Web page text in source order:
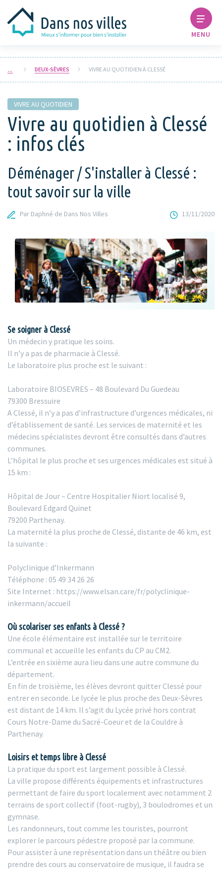
MENU
DEUX-SÈVRES VIVRE AU QUOTIDIEN À CLESSÉ
VIVRE AU QUOTIDIEN
Vivre au quotidien à Clessé
: infos clés
Déménager / S'installer à Clessé :
tout savoir sur la ville
Par Daphné de Dans Nos Villes 13/11/2020
Se soigner à Clessé
Un médecin y pratique les soins.
Il n’y a pas de pharmacie à Clessé.
Le laboratoire plus proche est le suivant :
Laboratoire BIOSEVRES – 48 Boulevard Du Guedeau
79300 Bressuire
A Clessé, il n’y a pas d’infrastructure d’urgences médicales, ni
d’établissement de santé. Les services de maternité et les
médecins spécialistes devront être consultés dans d’autres
communes.
L’hôpital le plus proche et ses urgences médicales est situé à
15 km :
Hôpital de Jour – Centre Hospitalier Niort localisé 9,
Boulevard Edgard Quinet
79200 Parthenay.
La maternité la plus proche de Clessé, distante de 46 km, est
la suivante :
Polyclinique d’Inkermann
Téléphone : 05 49 34 26 26
Site Internet : https://www.elsan.care/fr/polyclinique-
inkermann/accueil
Où scolariser ses enfants à Clessé ?
Une école élémentaire est installée sur le territoire
communal et accueille les enfants du CP au CM2.
L’entrée en sixième aura lieu dans une autre commune du
département.
En fin de troisième, les élèves devront quitter Clessé pour
entrer en seconde. Le lycée le plus proche des Deux-Sèvres
est distant de 14 km. Il s’agit du Lycée privé hors contrat
Cours Notre-Dame du Sacré-Coeur et de la Couldre à
Parthenay.
Loisirs et temps libre à Clessé
La pratique du sport est largement possible à Clessé.
La ville propose différents équipements et infrastructures
permettant de faire du sport localement avec notamment 2
terrains de sport collectif (foot-rugby), 3 boulodromes et un
gymnase.
Les randonneurs, tout comme les touristes, pourront
explorer le parcours pédestre proposé par la commune.
Pour assister à une représentation dans un théâtre ou bien
prendre des cours au conservatoire de musique, il faudra se